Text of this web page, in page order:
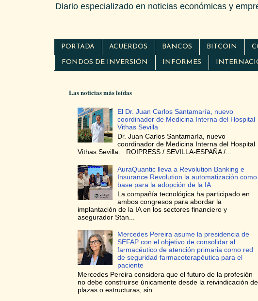
Diario especializado en noticias económicas y
PORTADA ACUERDOS BANCOS BITCOIN
FONDOS DE INVERSIÓN INFORMES
Las noticias más leídas
El Dr. Juan Carlos Santamaría, nuevo
coordinador de Medicina Interna del Hospital
Vithas Sevilla
Dr. Juan Carlos Santamaría, nuevo
coordinador de Medicina Interna del Hospital
Vithas Sevilla. ROIPRESS / SEVILLA-ESPAÑA /...
AuraQuantic lleva a Revolution Banking e
Insurance Revolution la automatización como
base para la adopción de la IA
La compañía tecnológica ha participado en
ambos congresos para abordar la
implantación de la IA en los sectores financiero y
asegurador Stan...
Mercedes Pereira asume la presidencia de
SEFAP con el objetivo de consolidar al
farmacéutico de atención primaria como red
de seguridad farmacoterapéutica para el
paciente
Mercedes Pereira considera que el futuro de la profesión
no debe construirse únicamente desde la reivindicación de
plazas o estructuras, sin...